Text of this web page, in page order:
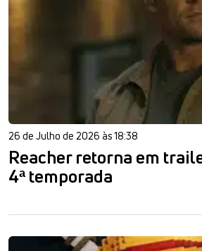
26 de Julho de 2026 às 18:38
Reacher retorna em
4ª temporada